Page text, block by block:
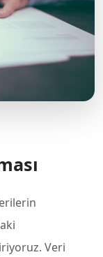
Veri